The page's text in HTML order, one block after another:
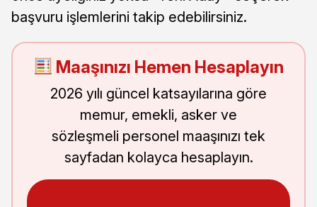
başvuru işlemlerini takip edebilirsiniz.
Maaşınızı Hemen Hesaplayın
2026 yılı güncel katsayılarına göre
memur, emekli, asker ve
sözleşmeli personel maaşınızı tek
sayfadan kolayca hesaplayın.